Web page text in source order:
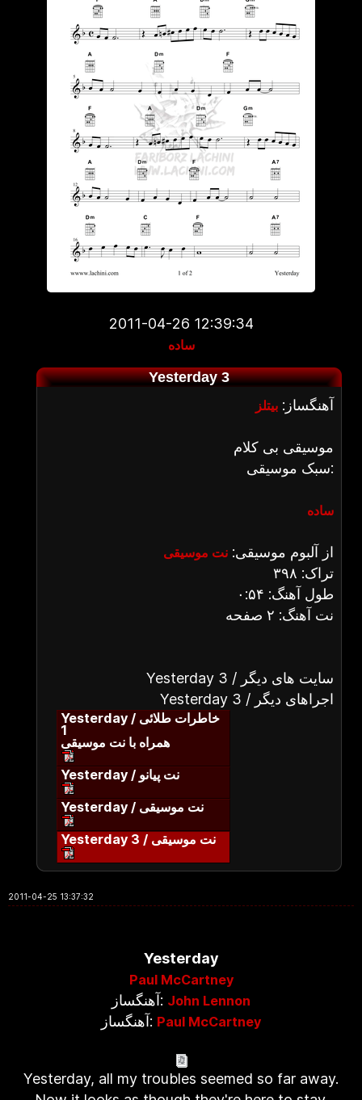
2011-04-26 12:39:34
ساده
Yesterday 3
آهنگساز: بیتلز
موسیقی بی کلام
سبک موسیقی:
ساده
از آلبوم موسیقی: نت موسیقی
تراک: ۳۹۸
طول آهنگ: ۰:۵۴
نت آهنگ: ۲ صفحه
Yesterday 3 / سایت های دیگر
Yesterday 3 / اجراهای دیگر
Yesterday / خاطرات طلائی
1
همراه با نت موسیقی
Yesterday / نت پیانو
Yesterday / نت موسیقی
Yesterday 3 / نت موسیقی
2011-04-25 13:37:32
Yesterday
Paul McCartney
آهنگساز: John Lennon
آهنگساز: Paul McCartney
Yesterday, all my troubles seemed so far away.